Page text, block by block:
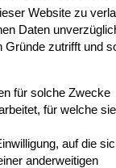
Website zu
Daten
Gründe zutrifft und
für solche Zwecke
für welche
auf die
anderweitigen